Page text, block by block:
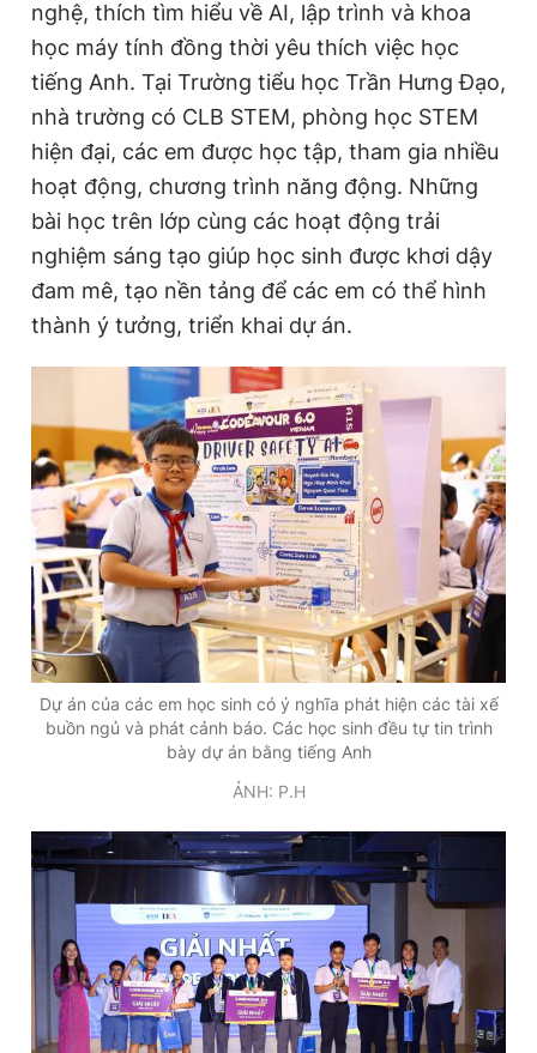
nghệ, thích tìm hiểu về AI, lập trình và khoa
học máy tính đồng thời yêu thích việc học
tiếng Anh. Tại Trường tiểu học Trần Hưng Đạo,
nhà trường có CLB STEM, phòng học STEM
hiện đại, các em được học tập, tham gia nhiều
hoạt động, chương trình năng động. Những
bài học trên lớp cùng các hoạt động trải
nghiệm sáng tạo giúp học sinh được khơi dậy
đam mê, tạo nền tảng để các em có thể hình
thành ý tưởng, triển khai dự án.
Dự án của các em học sinh có ý nghĩa phát hiện các tài xế
buồn ngủ và phát cảnh báo. Các học sinh đều tự tin trình
bày dự án bằng tiếng Anh
ẢNH: P.H